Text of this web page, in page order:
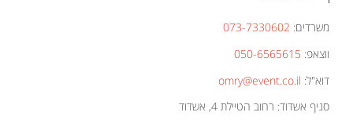
משרדים: 073-7330602
ווצאפ: 050-6565615
דוא"ל: omry@event.co.il
סניף אשדוד: רחוב הטיילת 4, אשדוד